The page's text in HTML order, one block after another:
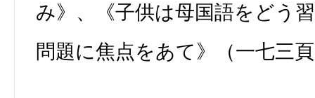
み》、《子供は母国語をどう
問題に焦点をあて》（一七三